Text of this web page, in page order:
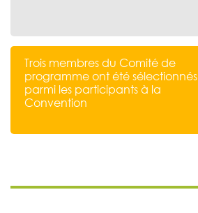
Trois membres du Comité de
programme ont été sélectionnés
parmi les participants à la
Convention